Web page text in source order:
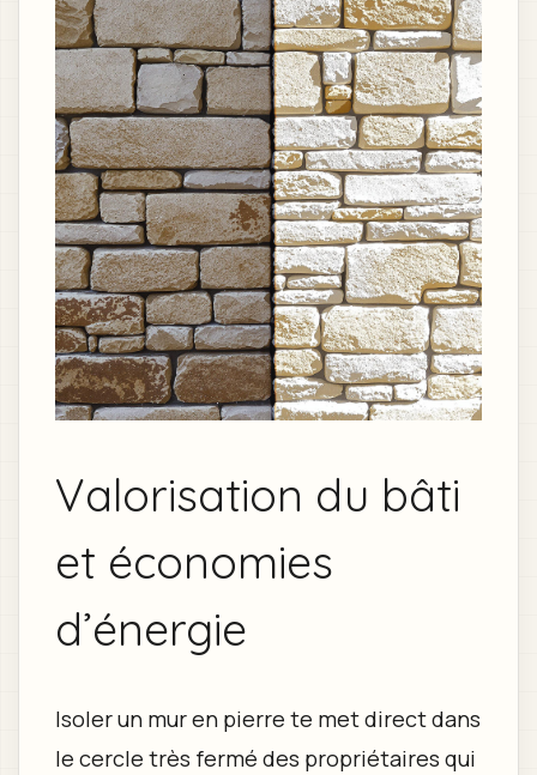
Valorisation du bâti
et économies
d’énergie
Isoler un mur en pierre te met direct dans
le cercle très fermé des propriétaires qui